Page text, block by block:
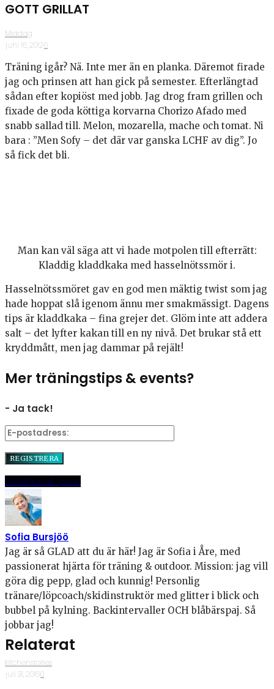
GOTT GRILLAT
Middag
·juni 16, 2012·0
Träning igår? Nä. Inte mer än en planka. Däremot firade
jag och prinsen att han gick på semester. Efterlängtad
sådan efter kopiöst med jobb. Jag drog fram grillen och
fixade de goda köttiga korvarna Chorizo Afado med
snabb sallad till. Melon, mozarella, mache och tomat. Ni
bara : ”Men Sofy – det där var ganska LCHF av dig”. Jo
så fick det bli.
Man kan väl säga att vi hade motpolen till efterrätt:
Kladdig kladdkaka med hasselnötssmör i.
Hasselnötssmöret gav en god men mäktig twist som jag
hade hoppat slå igenom ännu mer smakmässigt. Dagens
tips är kladdkaka – fina grejer det. Glöm inte att addera
salt – det lyfter kakan till en ny nivå. Det brukar stå ett
kryddmått, men jag dammar på rejält!
Mer träningstips & events?
- Ja tack!
DelaPinnaE-post
Sofia Bursjöö
Jag är så GLAD att du är här! Jag är Sofia i Åre, med
passionerat hjärta för träning & outdoor. Mission: jag vill
göra dig pepp, glad och kunnig! Personlig
tränare/löpcoach/skidinstruktör med glitter i blick och
bubbel på kylning. Backintervaller OCH blåbärspaj. Så
jobbar jag!
Relaterat
kitchenstories
·juli 31, 2016·0